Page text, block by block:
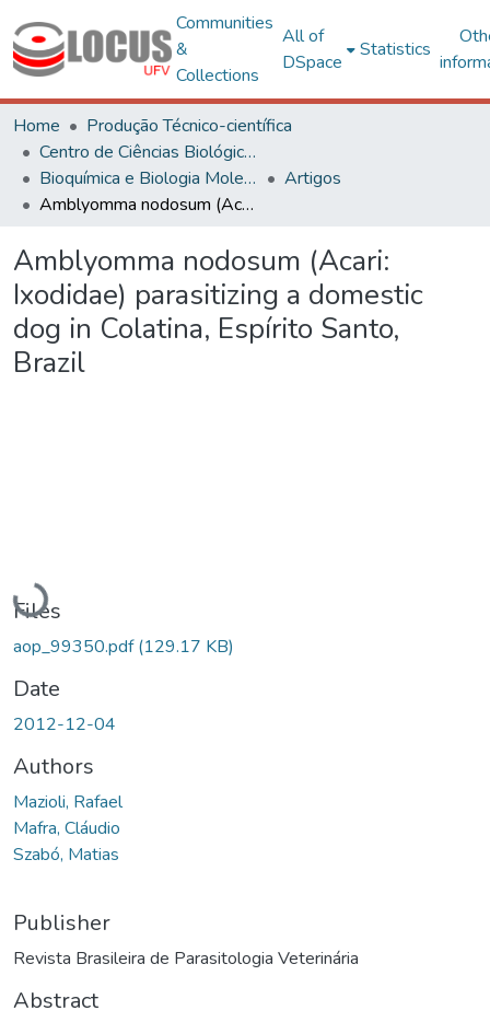
Communities
&
Collections
All of
DSpace
Statistics
Home
Produção Técnico-científica
Centro de Ciências Biológicas e da Saúde
Bioquímica e Biologia Molecular
Artigos
Amblyomma nodosum (Acari: Ixodidae) parasitizing a domestic dog in Colatina, Espírito Santo, Brazil
Amblyomma nodosum (Acari:
Ixodidae) parasitizing a domestic
dog in Colatina, Espírito Santo,
Brazil
Loading...
Files
aop_99350.pdf(129.17 KB)
Date
2012-12-04
Authors
Mazioli, Rafael
Mafra, Cláudio
Szabó, Matias
Publisher
Revista Brasileira de Parasitologia Veterinária
Abstract